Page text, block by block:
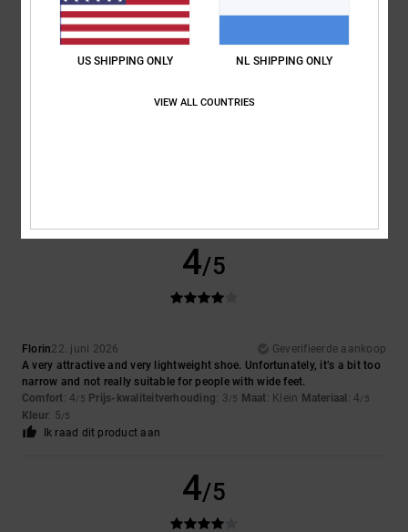
5
4/5
Florin22. juni 2026
Geverifieerde aankoop
A very attractive and very lightweight shoe. Unfortunately, it’s a bit too
narrow and not really suitable for people with wide feet.
Comfort: 4/5 Prijs-kwaliteitverhouding: 3/5 Maat: Klein Materiaal : 4/5
Kleur: 5/5
Ik raad dit product aan
4/5
US SHIPPING ONLY NL SHIPPING ONLY
VIEW ALL COUNTRIES